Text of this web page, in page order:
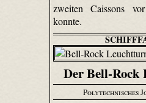
zweiten Caissons
konnte.
Der Bell-
Polytechnisches